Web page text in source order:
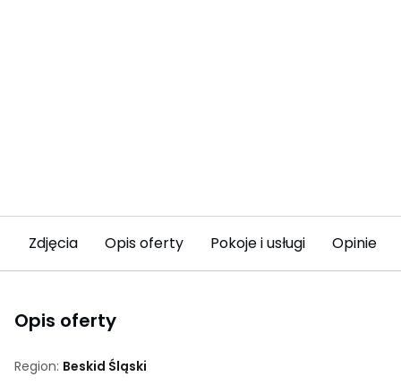
Zdjęcia Opis oferty Pokoje i usługi Opinie
Opis oferty
Region: Beskid Śląski